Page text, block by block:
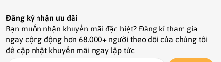
Đăng ký nhận ưu đãi
Bạn muốn nhận khuyến mãi đặc biệt? Đăng kí tham gia
ngay cộng động hơn 68.000+ người theo dõi của chúng tôi
để cập nhật khuyến mãi ngay lập tức